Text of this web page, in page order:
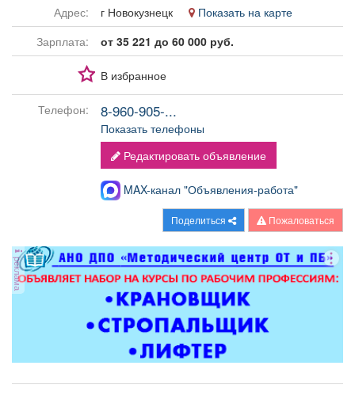
Обучение Проекты
Товары Поздравления Погода
Я - пенсионер
Адрес:
г Новокузнецк
Показать на карте
Зарплата:
от 35 221 до 60 000 руб.
В избранное
Телефон: 8-960-905-...
Показать телефоны
Редактировать объявление
MAX-канал "Объявления-работа"
Поделиться Пожаловаться
реклама